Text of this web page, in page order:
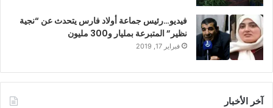
فيديو…رئيس جماعة أولاد فارس يتحدث عن “نجية
نظير” المتبرعة بمليار و300 مليون
فبراير 17, 2019
آخر الأخبار